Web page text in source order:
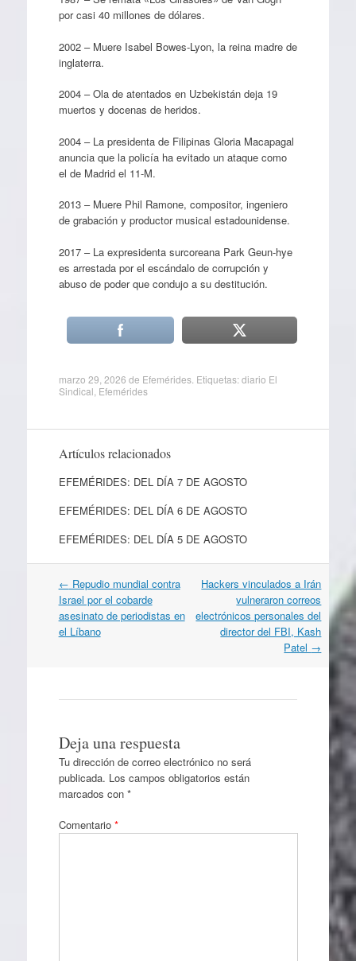
por casi 40 millones de dólares.
2002 – Muere Isabel Bowes-Lyon, la reina madre de
inglaterra.
2004 – Ola de atentados en Uzbekistán deja 19
muertos y docenas de heridos.
2004 – La presidenta de Filipinas Gloria Macapagal
anuncia que la policía ha evitado un ataque como
el de Madrid el 11-M.
2013 – Muere Phil Ramone, compositor, ingeniero
de grabación y productor musical estadounidense.
2017 – La expresidenta surcoreana Park Geun-hye
es arrestada por el escándalo de corrupción y
abuso de poder que condujo a su destitución.
marzo 29, 2026 de Efemérides. Etiquetas:diario El
Sindical Efemérides
Artículos relacionados
EFEMÉRIDES: DEL DÍA 7 DE AGOSTO
EFEMÉRIDES: DEL DÍA 6 DE AGOSTO
EFEMÉRIDES: DEL DÍA 5 DE AGOSTO
Navegación
por
artículos
← Repudio mundial contra
Israel por el cobarde
asesinato de periodistas en
el Líbano
Hackers vinculados a Irán
vulneraron correos
electrónicos personales del
director del FBI, Kash
Patel →
Deja una respuesta
Tu dirección de correo electrónico no será
publicada. Los campos obligatorios están
marcados con *
Comentario *